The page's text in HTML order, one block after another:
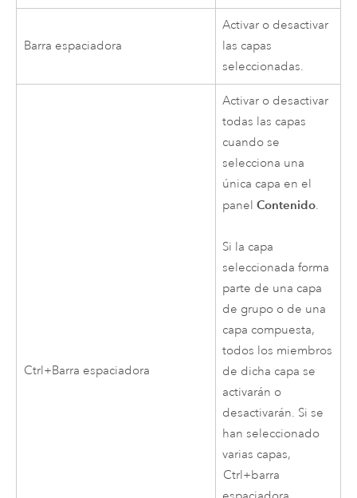
Barra espaciadora
Activar o desactivar
las capas
seleccionadas.
Ctrl+Barra espaciadora
Activar o desactivar
todas las capas
cuando se
selecciona una
única capa en el
panelContenido.
Si la capa
seleccionada forma
parte de una capa
de grupo o de una
capa compuesta,
todos los miembros
de dicha capa se
activarán o
desactivarán. Si se
han seleccionado
varias capas,
Ctrl+barra